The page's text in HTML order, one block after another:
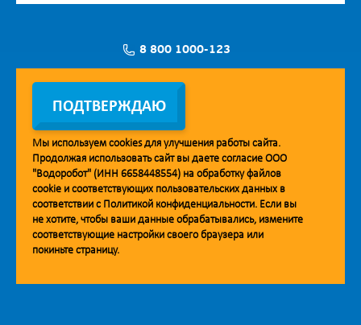
8 800 1000-123
Заявка на установку
Мобильное приложение Vodorobot
ПОДТВЕРЖДАЮ
Мы используем cookiesдля улучшения работы сайта.
Продолжая использовать сайт вы даете согласие ООО
"Водоробот" (ИНН 6658448554) на обработку файлов
cookie и соответствующих пользовательских данных в
соответствии с Политикой конфиденциальности. Если вы
не хотите, чтобы ваши данные обрабатывались, измените
соответствующие настройки своего браузера или
покиньте страницу.